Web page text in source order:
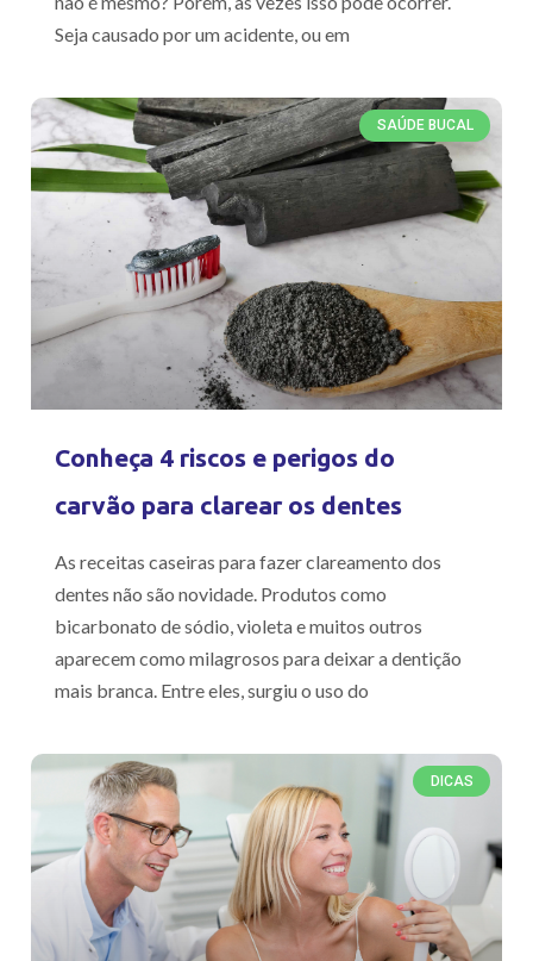
Seja causado por um acidente, ou em
SAÚDE BUCAL
Conheça 4 riscos e perigos do
carvão para clarear os dentes
As receitas caseiras para fazer clareamento dos
dentes não são novidade. Produtos como
bicarbonato de sódio, violeta e muitos outros
aparecem como milagrosos para deixar a dentição
mais branca. Entre eles, surgiu o uso do
DICAS